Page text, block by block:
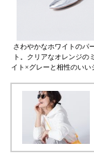
さわやかなホワイトのパ
ト。クリアなオレンジの
イト×グレーと相性のいい